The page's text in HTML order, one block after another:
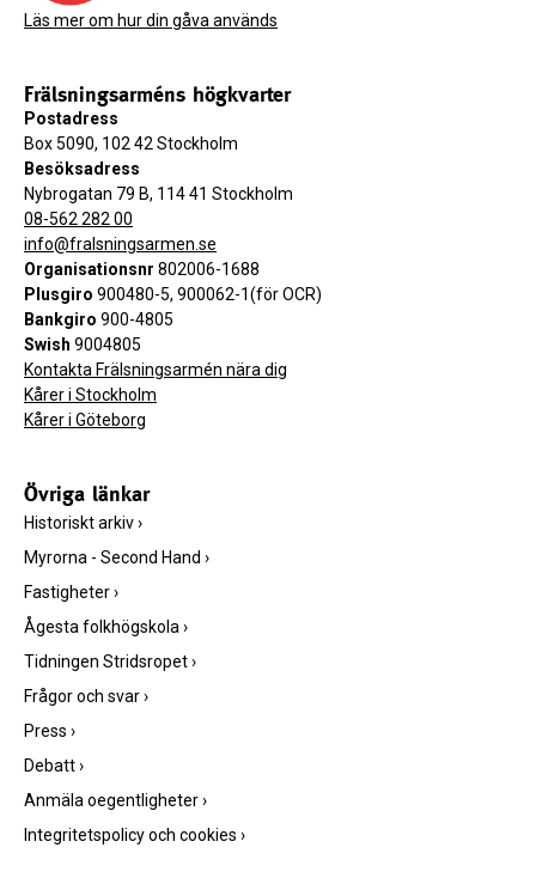
Läs mer om hur din gåva används
Frälsningsarméns högkvarter
Postadress
Box 5090, 102 42 Stockholm
Besöksadress
Nybrogatan 79 B, 114 41 Stockholm
08-562 282 00
info@fralsningsarmen.se
Organisationsnr 802006-1688
Plusgiro 900480-5, 900062-1(för OCR)
Bankgiro 900-4805
Swish 9004805
Kontakta Frälsningsarmén nära dig
Kårer i Stockholm
Kårer i Göteborg
Övriga länkar
Historiskt arkiv›
Myrorna - Second Hand ›
Fastigheter›
Ågesta folkhögskola ›
Tidningen Stridsropet›
Frågor och svar›
Press ›
Debatt›
Anmäla oegentligheter›
Integritetspolicy och cookies ›